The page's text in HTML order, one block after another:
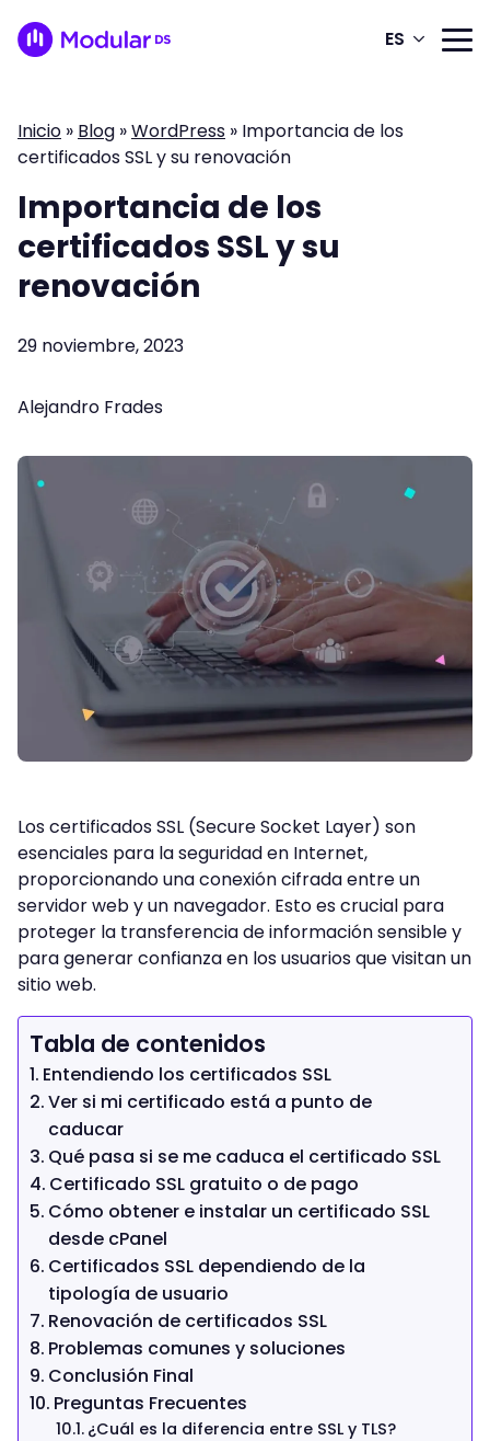
ES
Inicio » Blog »WordPress » Importancia de los
certificados SSL y su renovación
Importancia de los
certificados SSL y su
renovación
29 noviembre, 2023
Alejandro Frades
Los certificados SSL (Secure Socket Layer) son
esenciales para la seguridad en Internet,
proporcionando una conexión cifrada entre un
servidor web y un navegador. Esto es crucial para
proteger la transferencia de información sensible y
para generar confianza en los usuarios que visitan un
sitio web.
Tabla de contenidos
Entendiendo los certificados SSL
Ver si mi certificado está a punto de
caducar
Qué pasa si se me caduca el certificado SSL
Certificado SSL gratuito o de pago
Cómo obtener e instalar un certificado SSL
desde cPanel
Certificados SSL dependiendo de la
tipología de usuario
Renovación de certificados SSL
Problemas comunes y soluciones
Conclusión Final
Preguntas Frecuentes
¿Cuál es la diferencia entre SSL y TLS?